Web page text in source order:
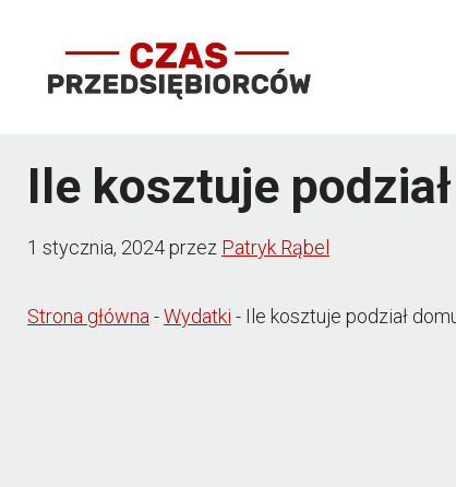
Ile kosztuje
1 stycznia, 2024przez Patryk Rąbel
Strona główna-Wydatki - Ile kosztuje podział